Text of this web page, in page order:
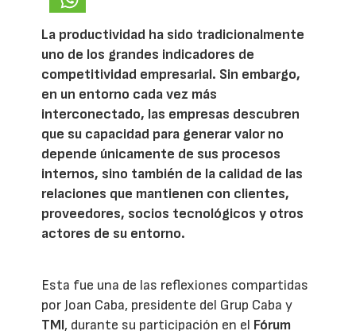
La productividad ha sido tradicionalmente
uno de los grandes indicadores de
competitividad empresarial. Sin embargo,
en un entorno cada vez más
interconectado, las empresas descubren
que su capacidad para generar valor no
depende únicamente de sus procesos
internos, sino también de la calidad de las
relaciones que mantienen con clientes,
proveedores, socios tecnológicos y otros
actores de su entorno.
Esta fue una de las reflexiones compartidas
por Joan Caba, presidente del Grup Caba y
TMI, durante su participación en el Fórum